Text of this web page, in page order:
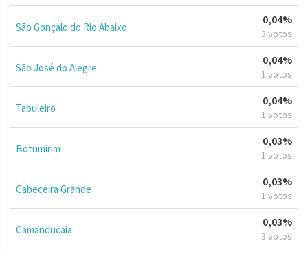
São Gonçalo do Rio Abaixo
0,04%
3 votos
São José do Alegre
0,04%
1 votos
Tabuleiro
0,04%
1 votos
Botumirim
0,03%
1 votos
Cabeceira Grande
0,03%
1 votos
Camanducaia
0,03%
3 votos